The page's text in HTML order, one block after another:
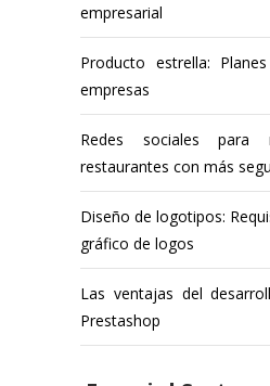
empresarial
Producto estrella:
empresas
Redes sociales para
restaurantes con más
Diseño de logotipos:
gráfico de logos
Las ventajas del
Prestashop